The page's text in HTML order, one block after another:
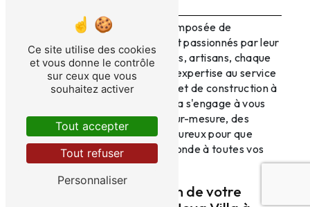
L'équipe de Nova Villa est composée de
professionnels compétents et passionnés par leur
métier. Architectes, designers, artisans, chaque
membre de l'équipe met son expertise au service
de la réalisation de votre projet de construction à
Charnay lès Mâcon. Nova Villa s'engage à vous
offrir un accompagnement sur-mesure, des
conseils avisés et un suivi rigoureux pour que
votre maison sur-mesure réponde à toutes vos
attentes.
Confiez la construction de votre
Ce site utilise des cookies
et vous donne le contrôle
sur ceux que vous
souhaitez activer
Tout accepter
Tout refuser
Personnaliser